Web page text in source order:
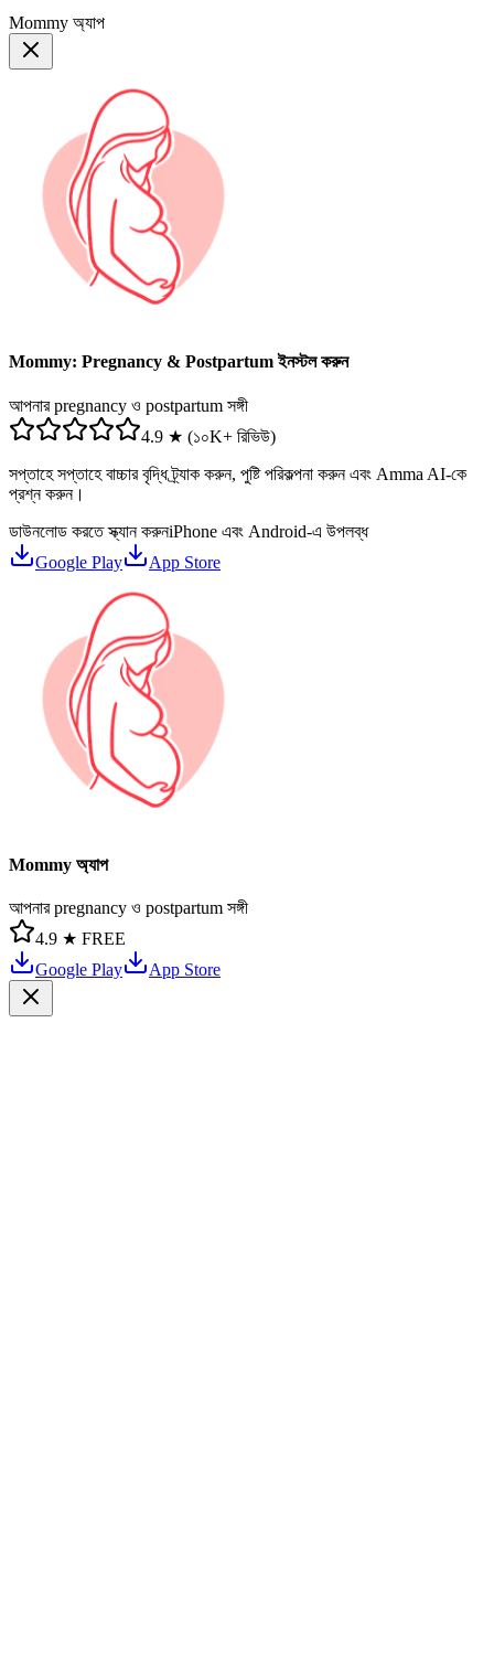
Mommy অ্যাপ
Mommy: Pregnancy & Postpartum ইনস্টল করুন
আপনার pregnancy ও postpartum সঙ্গী
4.9 ★ (১০K+ রিভিউ)
সপ্তাহে সপ্তাহে বাচ্চার বৃদ্ধি ট্র্যাক করুন, পুষ্টি পরিকল্পনা করুন এবং Amma AI-কে
প্রশ্ন করুন।
ডাউনলোড করতে স্ক্যান করুনiPhone এবং Android-এ উপলব্ধ
Google Play
App Store
Mommy অ্যাপ
আপনার pregnancy ও postpartum সঙ্গী
4.9 ★ FREE
Google Play
App Store